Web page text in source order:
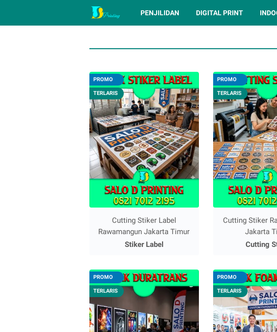
PENJILIDAN DIGITAL PRINT
Cutting Stiker Label
Rawamangun Jakarta Timur
Stiker Label
PROMO
TERLARIS
Cutting Stiker
Jakarta
Cutting
PROMO
TERLARIS
PROMO
TERLARIS
PROMO
TERLARIS